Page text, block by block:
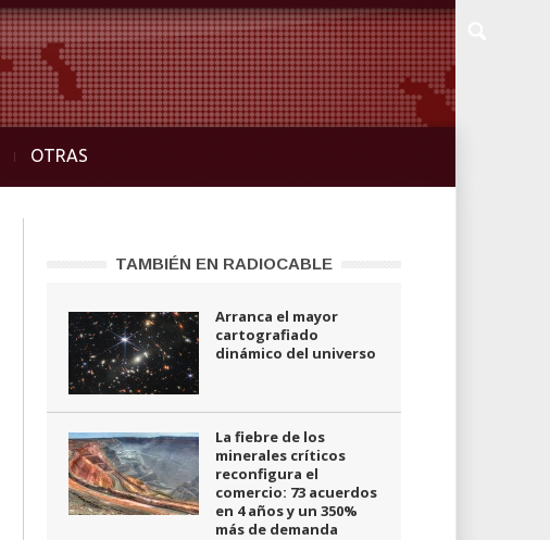
OTRAS
TAMBIÉN EN RADIOCABLE
Arranca el mayor
cartografiado
dinámico del universo
La fiebre de los
minerales críticos
reconfigura el
comercio: 73 acuerdos
en 4 años y un 350%
más de demanda